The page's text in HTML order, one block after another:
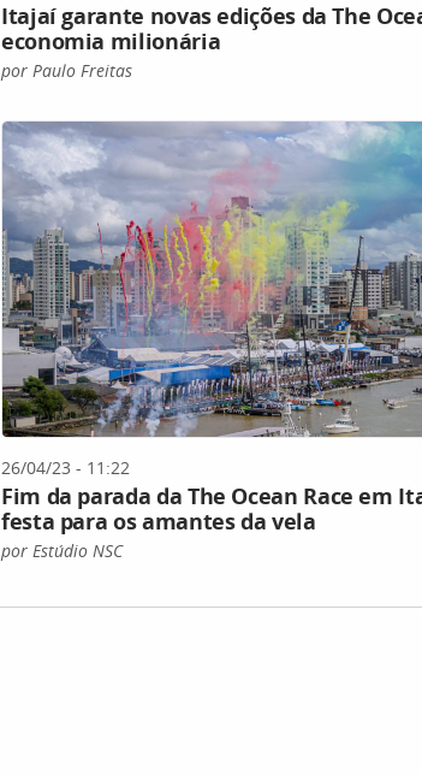
Itajaí garante novas edições da The
economia milionária
por Paulo Freitas
26/04/23 - 11:22
Fim da parada da The Ocean Race em
festa para os amantes da vela
por Estúdio NSC